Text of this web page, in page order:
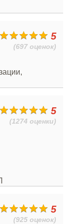
5
(697 оценок)
5
(1274 оценки)
5
(925 оценок)